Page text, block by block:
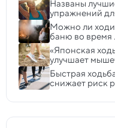
Названы
упражнений
разных людей
Можно ли
баню во время
беременности
— эксперт
«Японская
улучшает
силу и
давление —
Быстрая
снижает риск